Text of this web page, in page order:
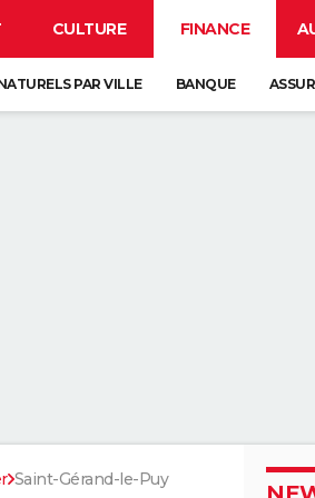
CULTURE FINANCE
PAR VILLE BANQUE
Saint-Gérand-le-Puy